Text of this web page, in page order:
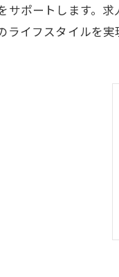
サポートします。
ライフスタイルを